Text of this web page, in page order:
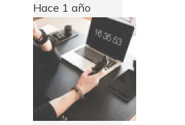
Hace 1 año